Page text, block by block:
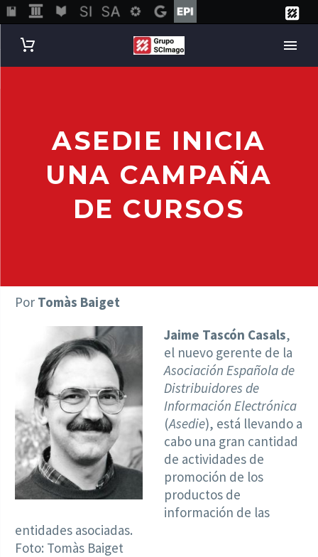
ASEDIE INICIA
UNA CAMPAÑA
DE CURSOS
Por Tomàs Baiget
Jaime Tascón Casals,
el nuevo gerente de la
Asociación Española de
Distribuidores de
Información Electrónica
(Asedie), está llevando a
cabo una gran cantidad
de actividades de
promoción de los
productos de
información de las
entidades asociadas.
Foto: Tomàs Baiget